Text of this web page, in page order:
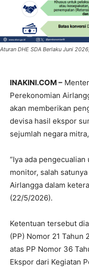
Aturan DHE SDA Berlaku Juni
INAKINI.COM –
Perekonomian
akan memberikan
devisa hasil ekspor
sejumlah negara
“Iya ada
monitor, salah
Airlangga dalam
(22/5/2026).
Ketentuan tersebut
(PP) Nomor 21 Tahun
atas PP Nomor 36
Ekspor dari Kegiatan